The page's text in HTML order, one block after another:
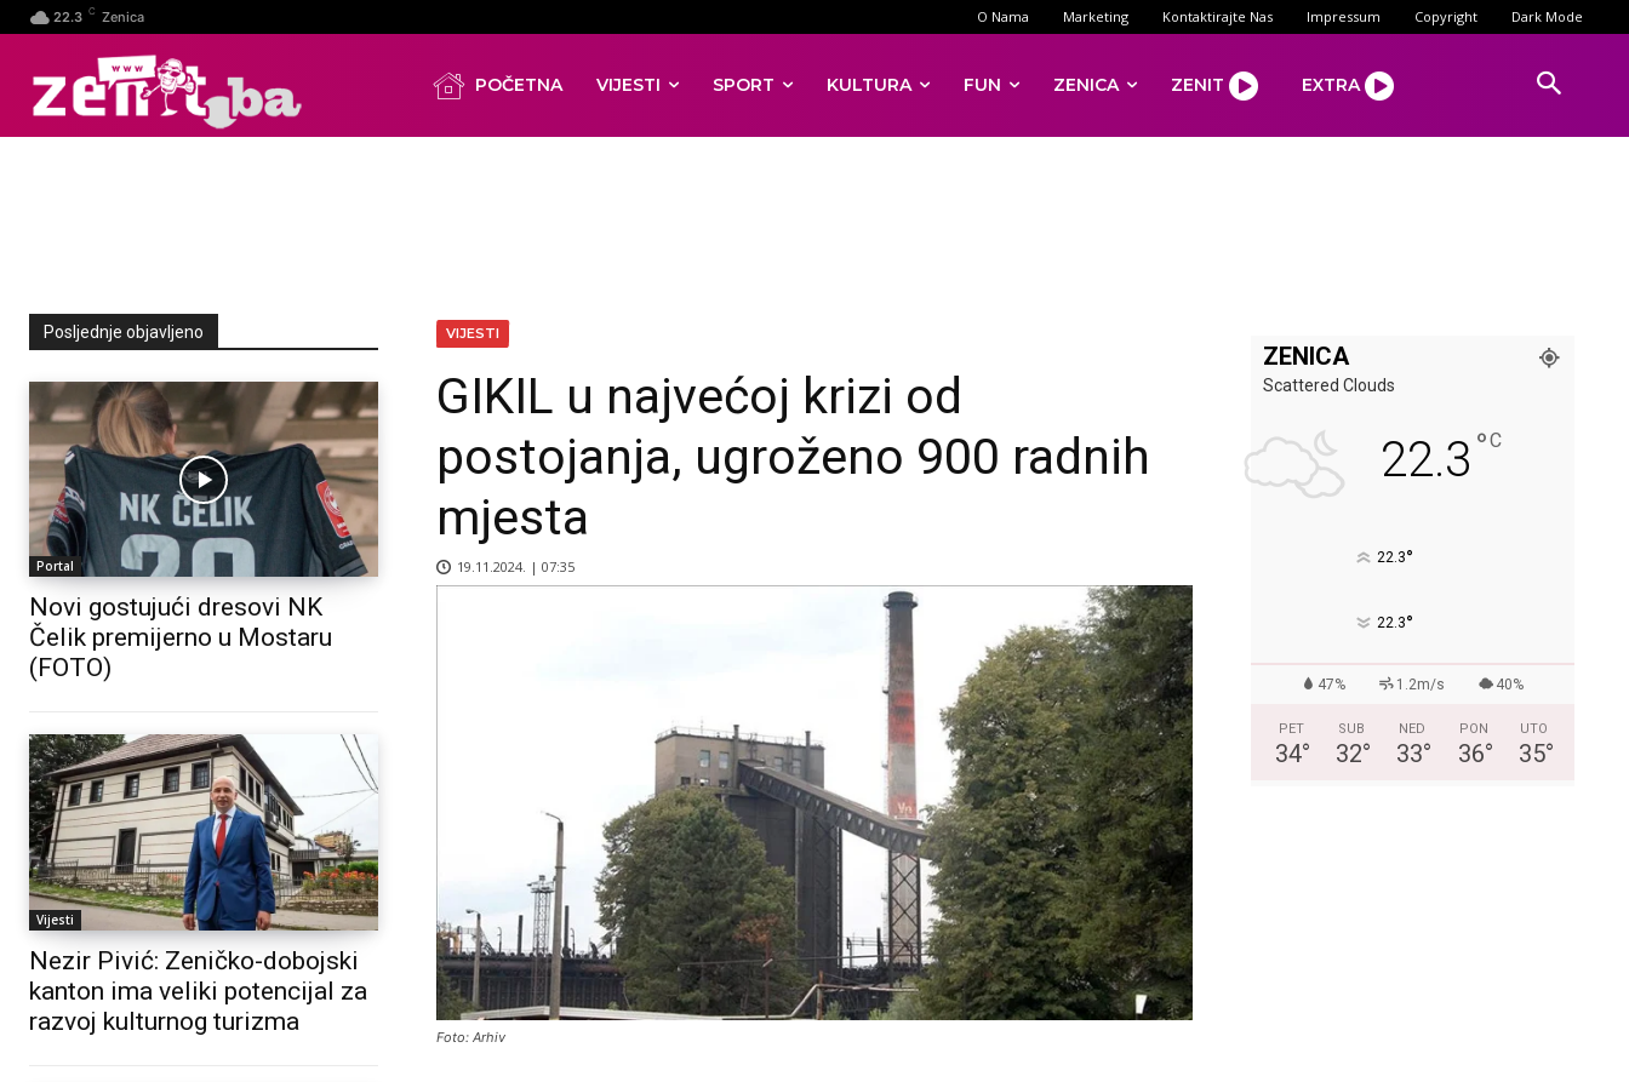
22.3 C Zenica O Nama Marketing Kontaktirajte Nas Impressum Copyright Dark Mode
POČETNA VIJESTI SPORT KULTURA FUN ZENICA ZENIT EXTRA
Posljednje objavljeno
Portal
Novi gostujući dresovi NK
Čelik premijerno u Mostaru
(FOTO)
Vijesti
Nezir Pivić: Zeničko-dobojski
kanton ima veliki potencijal za
razvoj kulturnog turizma
VIJESTI
GIKIL u najvećoj krizi od
postojanja, ugroženo 900 radnih
mjesta
19.11.2024. | 07:35
Foto: Arhiv
ZENICA
Scattered Clouds
22.3 °C
22.3°
22.3°
47% 1.2m/s 40%
PET
34°
SUB
32°
NED
33°
PON
36°
UTO
35°